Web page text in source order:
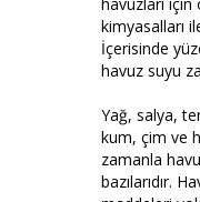
kimyasalları
İçerisinde
havuz suyu
Yağ, salya,
kum, çim ve
zamanla
bazılarıdır.